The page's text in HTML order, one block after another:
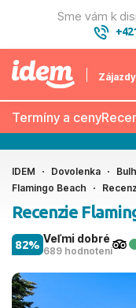
Sme vám k
Termíny a ceny
IDEM Dovolenka
Flamingo Beach
Recenzie
Veľmi dobré
689 hodnotení
82%